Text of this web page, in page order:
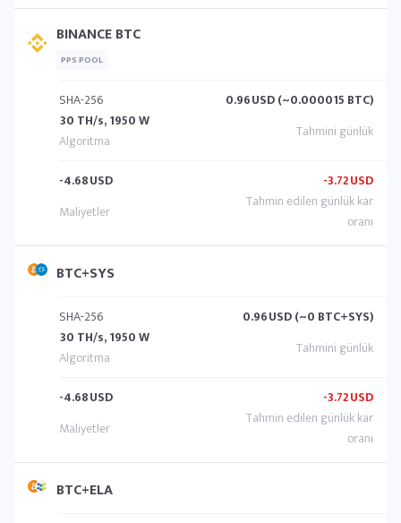
BINANCE BTC
PPS POOL
SHA-256
30 TH/s, 1950 W
0.96USD (~0.000015 BTC)
-4.68USD -3.72USD
BTC+SYS
SHA-256
30 TH/s, 1950 W
0.96USD (~0 BTC+SYS)
-4.68USD -3.72USD
BTC+ELA